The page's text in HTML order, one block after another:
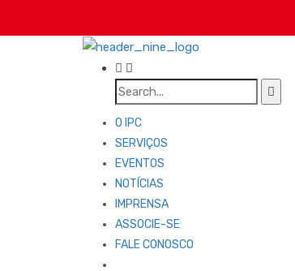
O IPC
SERVIÇOS
EVENTOS
NOTÍCIAS
IMPRENSA
ASSOCIE-SE
FALE CONOSCO